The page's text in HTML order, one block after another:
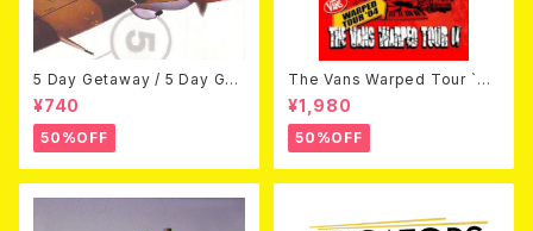
5 Day Getaway / 5 Day Get
away (CDEP)
¥740
50%OFF
The Vans Warped Tour `04
Beyond Warped (国内盤DV
D)
¥1,980
50%OFF